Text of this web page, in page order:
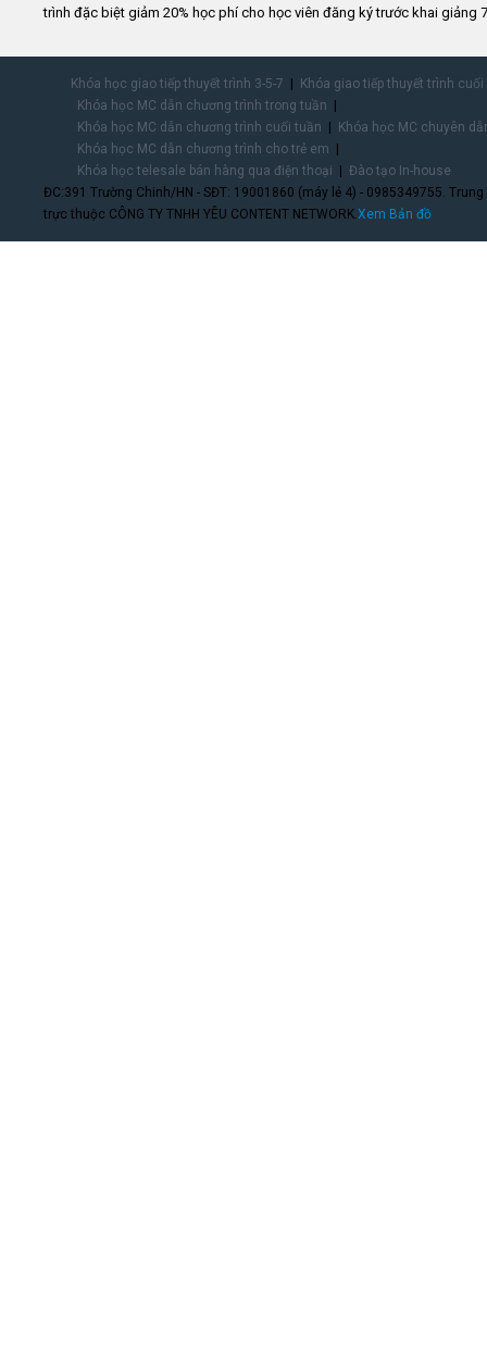
trình đặc biệt giảm 20% học phí cho học viên đăng ký trước khai giảng
Khóa học giao tiếp thuyết trình 3-5-7
Khóa giao tiếp thuyết trình
Khóa học MC dẫn chương trình trong tuần
Khóa học MC dẫn chương trình cuối tuần
Khóa học MC chuyên
Khóa học MC dẫn chương trình cho trẻ em
Khóa học telesale bán hàng qua điện thoại
Đào tạo In-house
ĐC:391 Trường Chinh/HN - SĐT: 19001860 (máy lẻ 4) - 0985349755.
trực thuộc CÔNG TY TNHH YÊU CONTENT NETWORK. Xem Bản đồ